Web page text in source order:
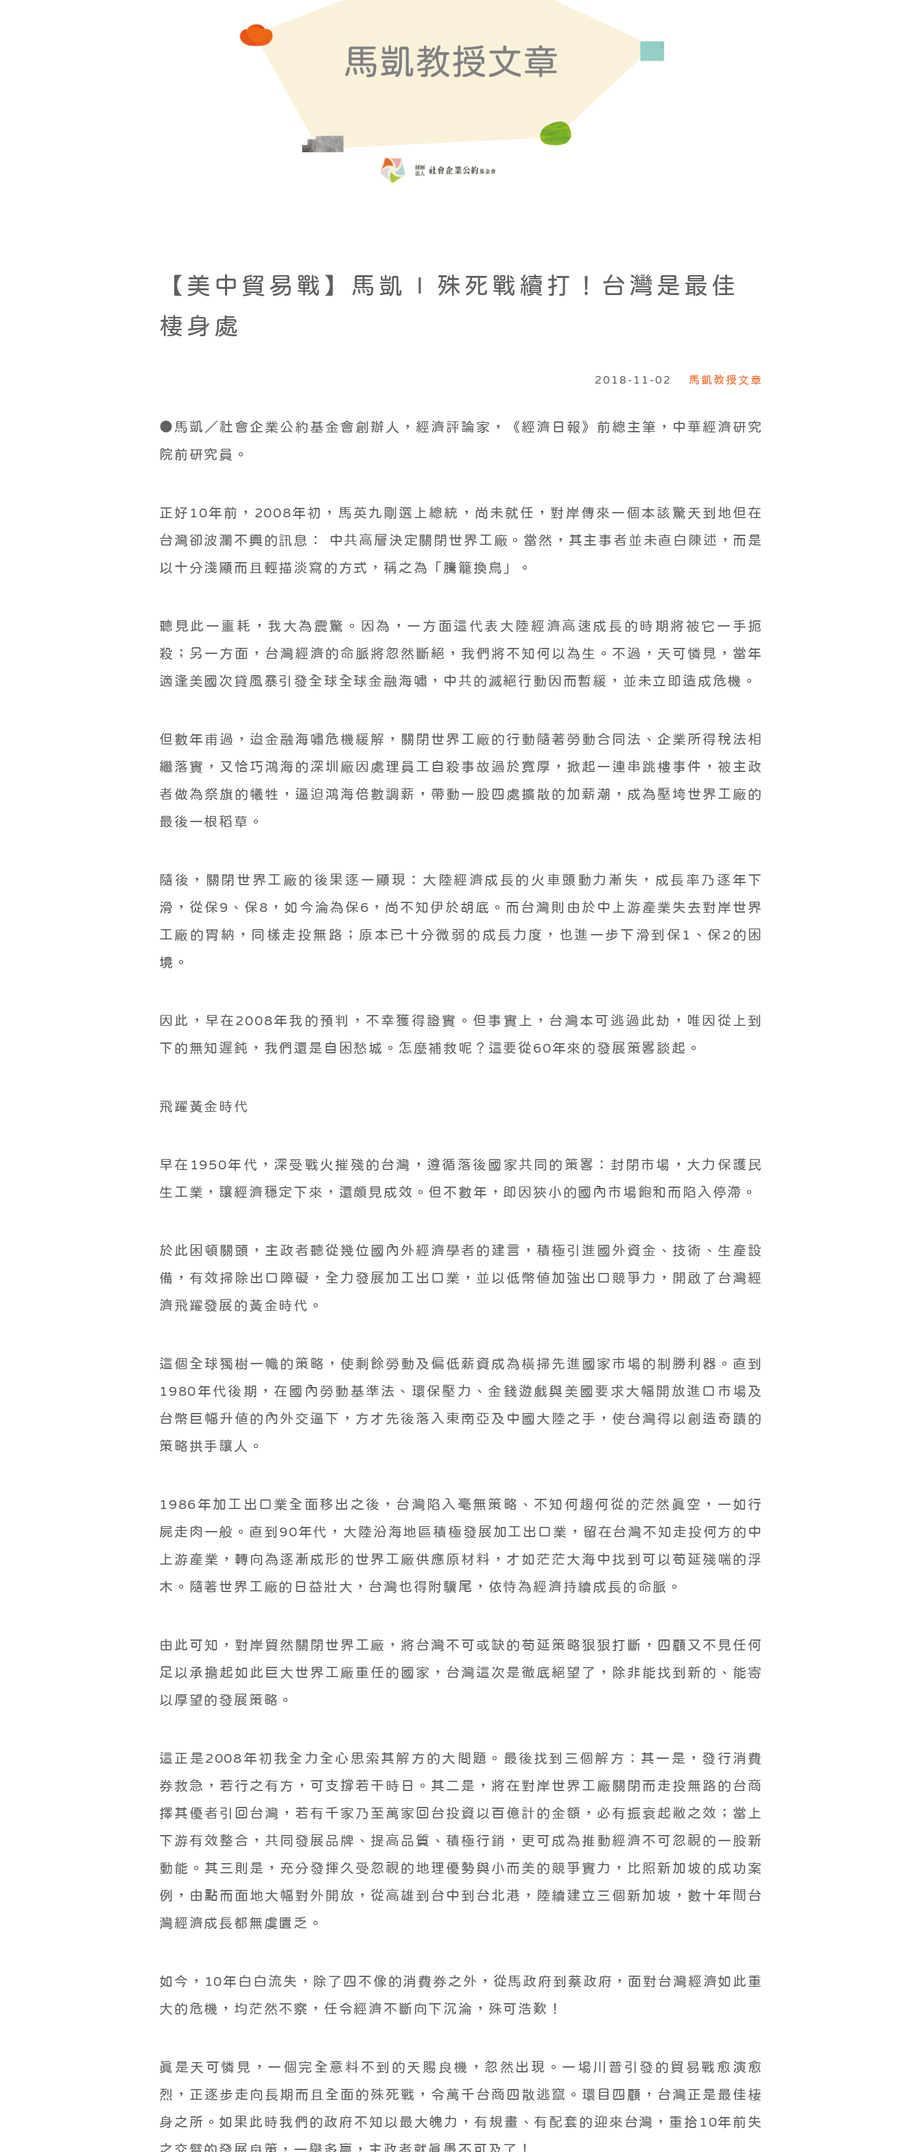
【美中貿易戰】馬凱 I 殊死戰續打！台灣是最佳
棲身處
2018-11-02 馬凱教授文章
●馬凱／社會企業公約基金會創辦人，經濟評論家，《經濟日報》前總主筆，中華經濟研究
院前研究員。
正好10年前，2008年初，馬英九剛選上總統，尚未就任，對岸傳來一個本該驚天到地但在
台灣卻波瀾不興的訊息： 中共高層決定關閉世界工廠。當然，其主事者並未直白陳述，而是
以十分淺顯而且輕描淡寫的方式，稱之為「騰籠換鳥」。
聽見此一噩耗，我大為震驚。因為，一方面這代表大陸經濟高速成長的時期將被它一手扼
殺；另一方面，台灣經濟的命脈將忽然斷絕，我們將不知何以為生。不過，天可憐見，當年
適逢美國次貸風暴引發全球全球金融海嘯，中共的滅絕行動因而暫緩，並未立即造成危機。
但數年甫過，迨金融海嘯危機緩解，關閉世界工廠的行動隨著勞動合同法、企業所得稅法相
繼落實，又恰巧鴻海的深圳廠因處理員工自殺事故過於寬厚，掀起一連串跳樓事件，被主政
者做為祭旗的犧牲，逼迫鴻海倍數調薪，帶動一股四處擴散的加薪潮，成為壓垮世界工廠的
最後一根稻草。
隨後，關閉世界工廠的後果逐一顯現：大陸經濟成長的火車頭動力漸失，成長率乃逐年下
滑，從保9、保8，如今淪為保6，尚不知伊於胡底。而台灣則由於中上游產業失去對岸世界
工廠的胃納，同樣走投無路；原本已十分微弱的成長力度，也進一步下滑到保1、保2的困
境。
因此，早在2008年我的預判，不幸獲得證實。但事實上，台灣本可逃過此劫，唯因從上到
下的無知遲鈍，我們還是自困愁城。怎麼補救呢？這要從60年來的發展策畧談起。
飛躍黃金時代
早在1950年代，深受戰火摧殘的台灣，遵循落後國家共同的策畧：封閉市場，大力保護民
生工業，讓經濟穩定下來，還頗見成效。但不數年，即因狹小的國內市場飽和而陷入停滯。
於此困頓關頭，主政者聽從幾位國內外經濟學者的建言，積極引進國外資金、技術、生產設
備，有效掃除出口障礙，全力發展加工出口業，並以低幣值加強出口競爭力，開啟了台灣經
濟飛躍發展的黃金時代。
這個全球獨樹一幟的策略，使剩餘勞動及偏低薪資成為橫掃先進國家市場的制勝利器。直到
1980年代後期，在國內勞動基準法、環保壓力、金錢遊戲與美國要求大幅開放進口市場及
台幣巨幅升值的內外交逼下，方才先後落入東南亞及中國大陸之手，使台灣得以創造奇蹟的
策略拱手讓人。
1986年加工出口業全面移出之後，台灣陷入毫無策略、不知何趨何從的茫然真空，一如行
屍走肉一般。直到90年代，大陸沿海地區積極發展加工出口業，留在台灣不知走投何方的中
上游產業，轉向為逐漸成形的世界工廠供應原材料，才如茫茫大海中找到可以苟延殘喘的浮
木。隨著世界工廠的日益壯大，台灣也得附驥尾，依恃為經濟持續成長的命脈。
由此可知，對岸貿然關閉世界工廠，將台灣不可或缺的苟延策略狠狠打斷，四顧又不見任何
足以承擔起如此巨大世界工廠重任的國家，台灣這次是徹底絕望了，除非能找到新的、能寄
以厚望的發展策略。
這正是2008年初我全力全心思索其解方的大問題。最後找到三個解方：其一是，發行消費
券救急，若行之有方，可支撐若干時日。其二是，將在對岸世界工廠關閉而走投無路的台商
擇其優者引回台灣，若有千家乃至萬家回台投資以百億計的金額，必有振衰起敝之效；當上
下游有效整合，共同發展品牌、提高品質、積極行銷，更可成為推動經濟不可忽視的一股新
動能。其三則是，充分發揮久受忽視的地理優勢與小而美的競爭實力，比照新加坡的成功案
例，由點而面地大幅對外開放，從高雄到台中到台北港，陸續建立三個新加坡，數十年間台
灣經濟成長都無虞匱乏。
如今，10年白白流失，除了四不像的消費券之外，從馬政府到蔡政府，面對台灣經濟如此重
大的危機，均茫然不察，任令經濟不斷向下沉淪，殊可浩歎！
真是天可憐見，一個完全意料不到的天賜良機，忽然出現。一場川普引發的貿易戰愈演愈
烈，正逐步走向長期而且全面的殊死戰，令萬千台商四散逃竄。環目四顧，台灣正是最佳棲
身之所。如果此時我們的政府不知以最大魄力，有規畫、有配套的迎來台灣，重拾10年前失